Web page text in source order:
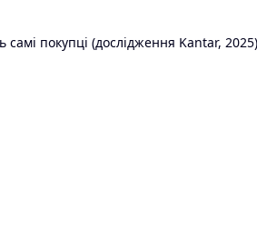
покупці (дослідження Kantar,